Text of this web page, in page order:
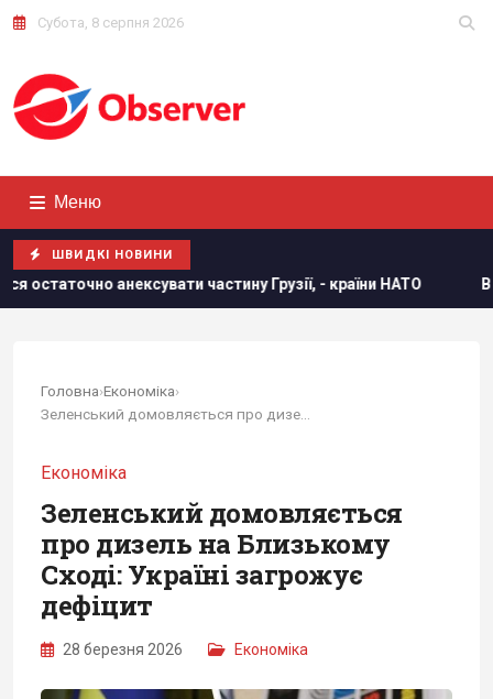
Субота, 8 серпня 2026
Меню
ШВИДКІ НОВИНИ
частину Грузії, - країни НАТО В результаті атаки РФ
Головна›Економіка›
Економіка
Зеленський домовляється
про дизель на Близькому
Сході: Україні загрожує
дефіцит
28 березня 2026 Економіка